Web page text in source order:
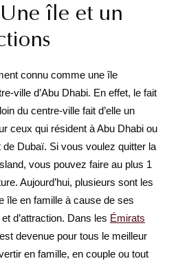
île et un
connu comme une île
ville d’Abu Dhabi. En effet, le fait
du centre-ville fait d’elle un
ceux qui résident à Abu Dhabi ou
Dubaï. Si vous voulez quitter la
vous pouvez faire au plus 1
Aujourd’hui, plusieurs sont les
île en famille à cause de ses
d’attraction. Dans les Émirats
devenue pour tous le meilleur
en famille, en couple ou tout